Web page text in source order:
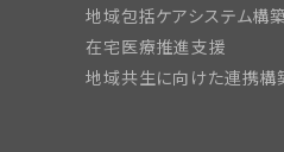
地域包括ケアシステム構
在宅医療推進支援
地域共生に向けた連携構